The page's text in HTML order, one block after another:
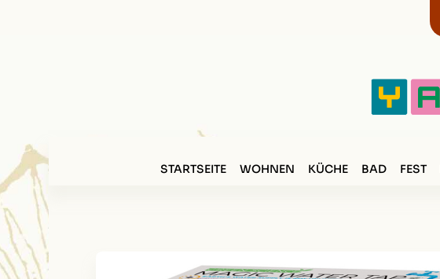
STARTSEITE WOHNEN KÜCHE BAD FEST